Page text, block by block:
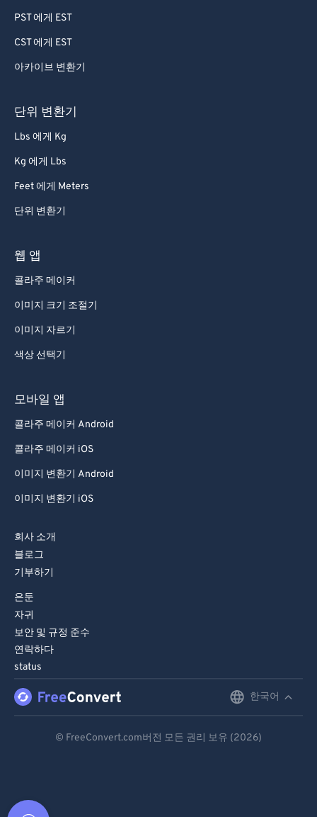
PST 에게 EST
CST 에게 EST
아카이브 변환기
단위 변환기
Lbs 에게 Kg
Kg 에게 Lbs
Feet 에게 Meters
단위 변환기
웹 앱
콜라주 메이커
이미지 크기 조절기
이미지 자르기
색상 선택기
모바일 앱
콜라주 메이커 Android
콜라주 메이커 iOS
이미지 변환기 Android
이미지 변환기 iOS
회사 소개
블로그
기부하기
은둔
자귀
보안 및 규정 준수
연락하다
status
한국어
© FreeConvert.com버전 모든 권리 보유 (2026)